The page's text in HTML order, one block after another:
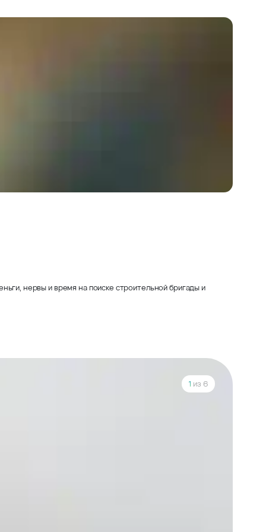
нервы и время на поиске строительной бригады и
1 из 6